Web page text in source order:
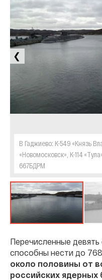
❮
В Гаджиево: К-549 «Князь
«Новомосковск», К-114
667БДРМ
Перечисленные
способны нести до
около половины от
российских ядерных